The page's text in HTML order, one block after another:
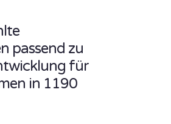
passend zu
für
in 1190